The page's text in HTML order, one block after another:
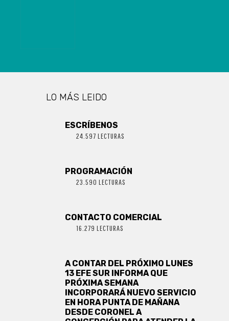
LO MÁS LEIDO
ESCRÍBENOS
24.597 LECTURAS
PROGRAMACIÓN
23.590 LECTURAS
CONTACTO COMERCIAL
16.279 LECTURAS
A CONTAR DEL PRÓXIMO LUNES
13 EFE SUR INFORMA QUE
PRÓXIMA SEMANA
INCORPORARÁ NUEVO SERVICIO
EN HORA PUNTA DE MAÑANA
DESDE CORONEL A